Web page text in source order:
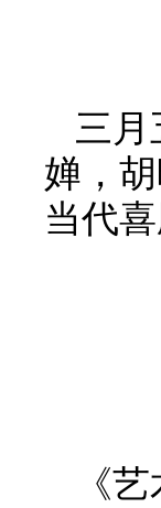
三
婵，
当代
《